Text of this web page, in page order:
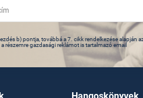
b) pontja, továbbá a 7. cikk rendelkezése alapján
részemre gazdasági reklámot is tartalmazó email